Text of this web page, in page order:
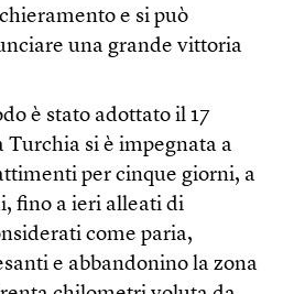
e si può
una grande vittoria
è stato adottato il 17
Turchia si è impegnata a
per cinque giorni, a
fino a ieri alleati di
come paria,
e abbandonino la zona